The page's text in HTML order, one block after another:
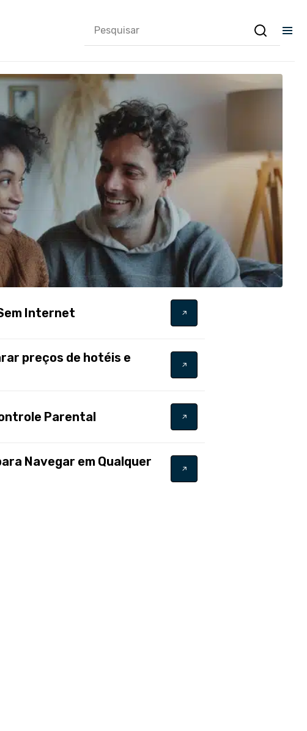
Internet
preços de hotéis e
Parental
Navegar em Qualquer